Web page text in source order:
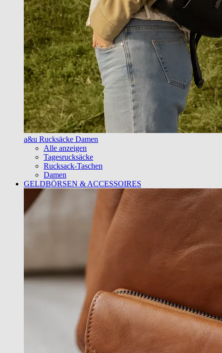
a&u Rucksäcke Damen
Alle anzeigen
Tagesrucksäcke
Rucksack-Taschen
Damen
GELDBÖRSEN & ACCESSOIRES